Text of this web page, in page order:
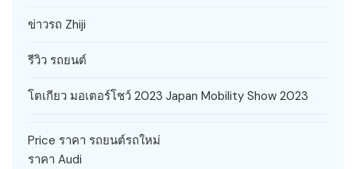
ข่าวรถ Zhiji
รีวิว รถยนต์
โตเกียว มอเตอร์โชว์ 2023 Japan Mobility Show 2023
Price ราคา รถยนต์รถใหม่
ราคา Audi